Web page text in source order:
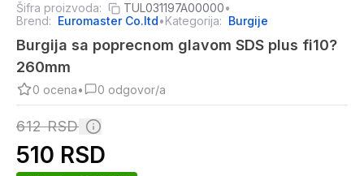
Šifra proizvoda: TUL031197A00000•
Brend: Euromaster Co.ltd•Kategorija: Burgije
Burgija sa poprecnom glavom SDS plus fi10?
260mm
0 ocena• 0 odgovor/a
612 RSD
510 RSD